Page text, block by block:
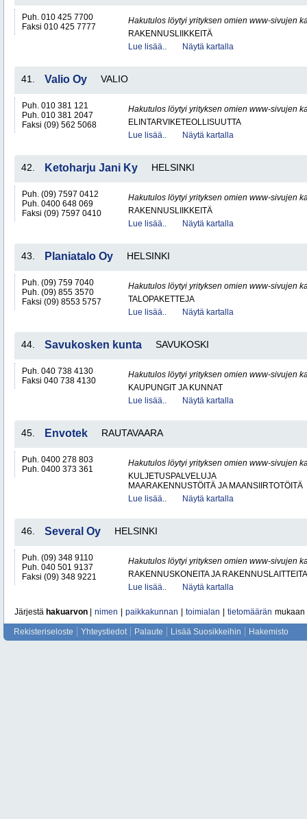
Puh. 010 425 7700
Faksi 010 425 7777
Hakutulos löytyi yrityksen omien www-sivujen
RAKENNUSLIIKKEITÄ
Lue lisää..
Näytä kartalla
41. Valio Oy VALIO
Puh. 010 381 121
Puh. 010 381 2047
Faksi (09) 562 5068
Hakutulos löytyi yrityksen omien www-sivujen
ELINTARVIKETEOLLISUUTTA
Lue lisää..
Näytä kartalla
42. Ketoharju Jani Ky HELSINKI
Puh. (09) 7597 0412
Puh. 0400 648 069
Faksi (09) 7597 0410
Hakutulos löytyi yrityksen omien www-sivujen
RAKENNUSLIIKKEITÄ
Lue lisää..
Näytä kartalla
43. Planiatalo Oy HELSINKI
Puh. (09) 759 7040
Puh. (09) 855 3570
Faksi (09) 8553 5757
Hakutulos löytyi yrityksen omien www-sivujen
TALOPAKETTEJA
Lue lisää..
Näytä kartalla
44. Savukosken kunta SAVUKOSKI
Puh. 040 738 4130
Faksi 040 738 4130
Hakutulos löytyi yrityksen omien www-sivujen
KAUPUNGIT JA KUNNAT
Lue lisää..
Näytä kartalla
45. Envotek RAUTAVAARA
Puh. 0400 278 803
Puh. 0400 373 361
Hakutulos löytyi yrityksen omien www-sivujen
KULJETUSPALVELUJA
MAARAKENNUSTÖITÄ JA MAANSIIRTOTÖITÄ
Lue lisää..
Näytä kartalla
46. Several Oy HELSINKI
Puh. (09) 348 9110
Puh. 040 501 9137
Faksi (09) 348 9221
Hakutulos löytyi yrityksen omien www-sivujen
RAKENNUSKONEITA JA RAKENNUSLAITTEITA
Lue lisää..
Näytä kartalla
Järjestä hakuarvon nimen paikkakunnan toimialan tietomäärän mukaan
Rekisteriseloste Yhteystiedot Palaute Lisää Suosikkeihin Hakemisto